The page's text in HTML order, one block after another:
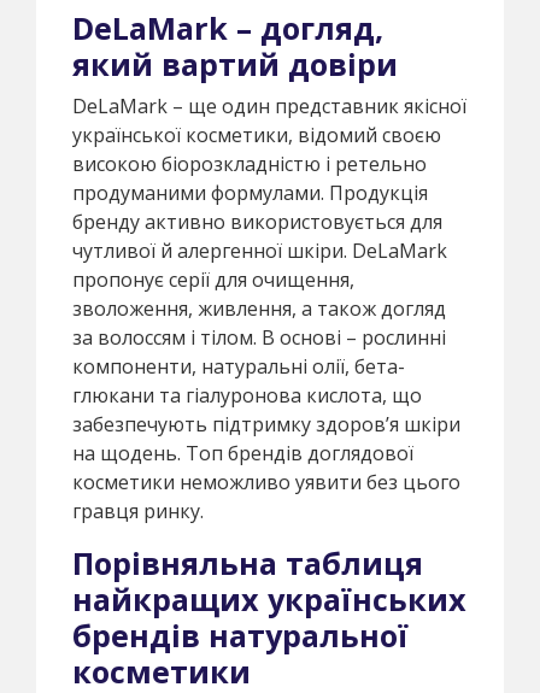
DeLaMark – догляд,
який вартий довіри
DeLaMark – ще один представник якісної
української косметики, відомий своєю
високою біорозкладністю і ретельно
продуманими формулами. Продукція
бренду активно використовується для
чутливої й алергенної шкіри. DeLaMark
пропонує серії для очищення,
зволоження, живлення, а також догляд
за волоссям і тілом. В основі – рослинні
компоненти, натуральні олії, бета-
глюкани та гіалуронова кислота, що
забезпечують підтримку здоров’я шкіри
на щодень. Топ брендів доглядової
косметики неможливо уявити без цього
гравця ринку.
Порівняльна таблиця
найкращих українських
брендів натуральної
косметики